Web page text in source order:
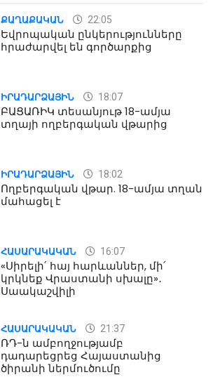
ՔԱՂԱՔԱԿԱՆ 22:05
Եվրոպական ընկերությունները
հրաժարվել են գործարքից
ԻՐԱԴԱՐՁԱՅԻՆ 18:07
ԲԱՑԱՌԻԿ տեսանյութ 18-ամյա
տղայի ողբերգական վթարից
ԻՐԱԴԱՐՁԱՅԻՆ 18:02
Ողբերգական վթար. 18-ամյա տղան
մահացել է
ՀԱՍԱՐԱԿԱԿԱՆ 16:07
«Սիրելի՛ հայ հարևաններ, մի՛
կրկնեք Վրաստանի սխալը»․
Սաակաշվիլի
ՀԱՍԱՐԱԿԱԿԱՆ 21:37
ՌԴ-ն ամբողջությամբ
դադարեցրեց Հայաստանից
ծիրանի ներմուծումը